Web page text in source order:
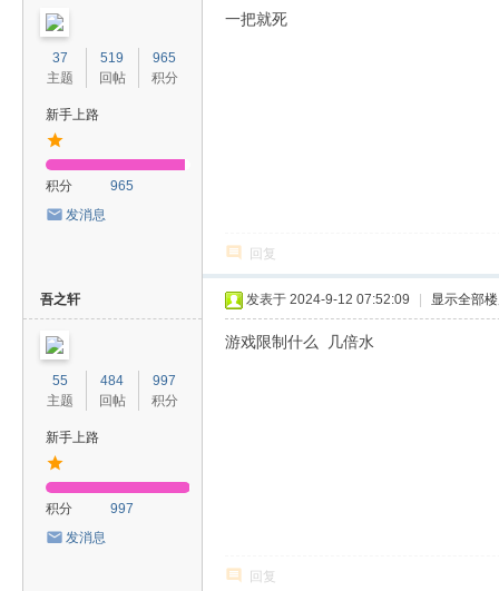
37
主题
519
回帖
965
积分
新手上路
积分
965
发消息
一把就死
回复
吾之轩
55
主题
484
回帖
997
积分
新手上路
积分
997
发消息
发表于 2024-9-12 07:52:09 显示全部
游戏限制什么 几倍水
回复